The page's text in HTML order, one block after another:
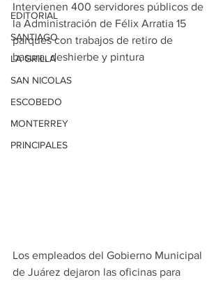
EDITORIAL
SANTIAGO
LA GRILLA
SAN NICOLAS
ESCOBEDO
MONTERREY
PRINCIPALES
Intervienen 400 servidores públicos de
la Administración de Félix Arratia 15
parques con trabajos de retiro de
basura, deshierbe y pintura
Los empleados del Gobierno Municipal
de Juárez dejaron las oficinas para